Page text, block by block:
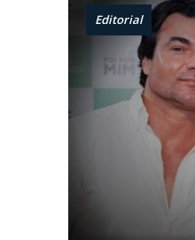
Editorial